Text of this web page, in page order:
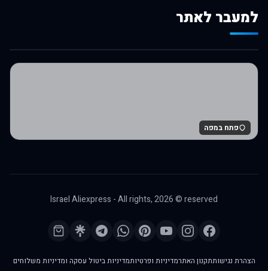
למעבר לאתר
לרכישה באלי אקספרס
פתח במפה
Israel Aliexpress - All rights,2026© reserved
הצהרת נגישותתקנון האתרמדיניות ופרטיותמדיניות ביטול עסקה ומדיניות משלוחים